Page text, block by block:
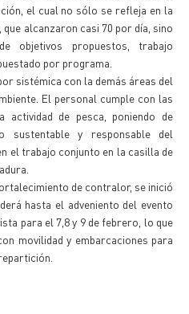
el cual no sólo se refleja en la
alcanzaron casi 70 por día, sino
objetivos propuestos, trabajo
por programa.
sistémica con la demás áreas del
El personal cumple con las
actividad de pesca, poniendo de
sustentable y responsable del
el trabajo conjunto en la casilla de
de contralor, se inició
hasta el adveniento del evento
para el 7,8 y 9 de febrero, lo que
movilidad y embarcaciones para